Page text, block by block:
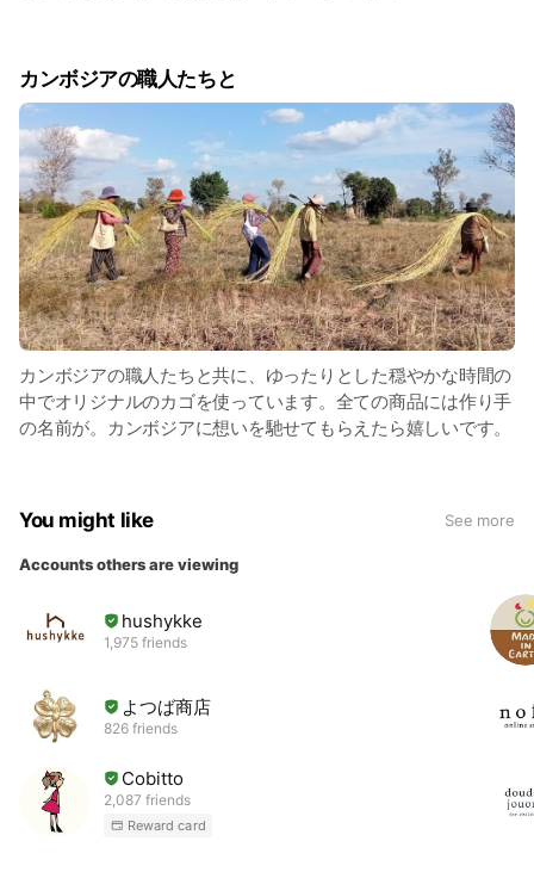
カンボジアの職人たちと
カンボジアの職人たちと共に、ゆったりとした穏やかな時間の
中でオリジナルのカゴを使っています。全ての商品には作り手
の名前が。カンボジアに想いを馳せてもらえたら嬉しいです。
You might like See more
Accounts others are viewing
hushykke
1,975 friends
よつば商店
826 friends
Cobitto
2,087 friends
Reward card